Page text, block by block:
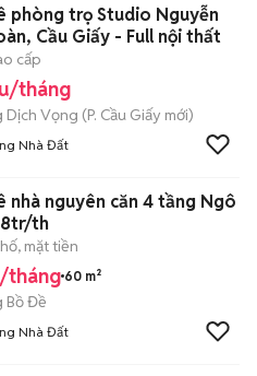
phòng trọ Studio Nguyễn
Cầu Giấy - Full nội thất
cấp
tháng
Dịch Vọng (P. Cầu Giấy mới)
Nhà Đất
nhà nguyên căn 4 tầng Ngô
th
mặt tiền
tháng 60 m²
Bồ Đề
Nhà Đất